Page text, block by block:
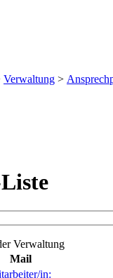
Verwaltung >
Verwaltung
Mail